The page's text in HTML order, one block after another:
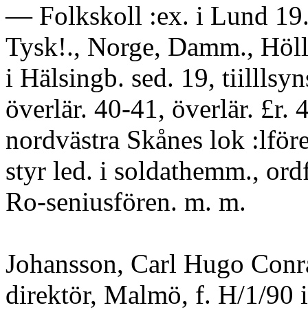
— Folkskoll :ex. i Lund
Tysk!., Norge, Damm.,
i Hälsingb. sed. 19,
överlär. 40-41, överlär. £r.
nordvästra Skånes lok
styr led. i soldathemm.,
Ro-seniusfören. m. m.
Johansson, Carl Hugo
direktör, Malmö, f. H/1/90